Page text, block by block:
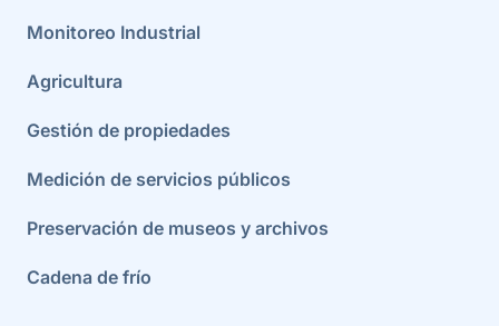
Monitoreo Industrial
Agricultura
Gestión de propiedades
Medición de servicios públicos
Preservación de museos y archivos
Cadena de frío